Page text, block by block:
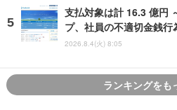
支払対象は計 16.3 億円
プ、社員の不適切金銭
2026.8.4(火) 8:05
ランキングをも